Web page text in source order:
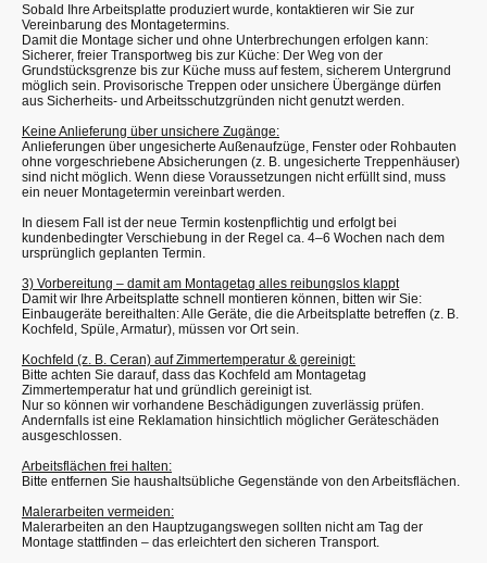
Sobald Ihre Arbeitsplatte produziert wurde, kontaktieren wir Sie zur
Vereinbarung des Montagetermins.
Damit die Montage sicher und ohne Unterbrechungen erfolgen kann:
Sicherer, freier Transportweg bis zur Küche: Der Weg von der
Grundstücksgrenze bis zur Küche muss auf festem, sicherem Untergrund
möglich sein. Provisorische Treppen oder unsichere Übergänge dürfen
aus Sicherheits- und Arbeitsschutzgründen nicht genutzt werden.
Keine Anlieferung über unsichere Zugänge:
Anlieferungen über ungesicherte Außenaufzüge, Fenster oder Rohbauten
ohne vorgeschriebene Absicherungen (z. B. ungesicherte Treppenhäuser)
sind nicht möglich. Wenn diese Voraussetzungen nicht erfüllt sind, muss
ein neuer Montagetermin vereinbart werden.
In diesem Fall ist der neue Termin kostenpflichtig und erfolgt bei
kundenbedingter Verschiebung in der Regel ca. 4–6 Wochen nach dem
ursprünglich geplanten Termin.
3) Vorbereitung – damit am Montagetag alles reibungslos klappt
Damit wir Ihre Arbeitsplatte schnell montieren können, bitten wir Sie:
Einbaugeräte bereithalten: Alle Geräte, die die Arbeitsplatte betreffen (z. B.
Kochfeld, Spüle, Armatur), müssen vor Ort sein.
Kochfeld (z. B. Ceran) auf Zimmertemperatur & gereinigt:
Bitte achten Sie darauf, dass das Kochfeld am Montagetag
Zimmertemperatur hat und gründlich gereinigt ist.
Nur so können wir vorhandene Beschädigungen zuverlässig prüfen.
Andernfalls ist eine Reklamation hinsichtlich möglicher Geräteschäden
ausgeschlossen.
Arbeitsflächen frei halten:
Bitte entfernen Sie haushaltsübliche Gegenstände von den Arbeitsflächen.
Malerarbeiten vermeiden:
Malerarbeiten an den Hauptzugangswegen sollten nicht am Tag der
Montage stattfinden – das erleichtert den sicheren Transport.